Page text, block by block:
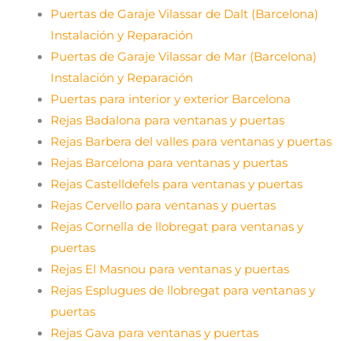
Puertas de Garaje Vilassar de Dalt (Barcelona)
Instalación y Reparación
Puertas de Garaje Vilassar de Mar (Barcelona)
Instalación y Reparación
Puertas para interior y exterior Barcelona
Rejas Badalona para ventanas y puertas
Rejas Barbera del valles para ventanas y puertas
Rejas Barcelona para ventanas y puertas
Rejas Castelldefels para ventanas y puertas
Rejas Cervello para ventanas y puertas
Rejas Cornella de llobregat para ventanas y
puertas
Rejas El Masnou para ventanas y puertas
Rejas Esplugues de llobregat para ventanas y
puertas
Rejas Gava para ventanas y puertas